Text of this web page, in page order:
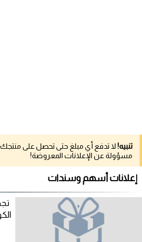
تنبيه! لا تدفع أي مبلغ حتى تحصل على
مسؤولة عن الإعلانات المعروضة!
إعلانات أسهم وسندات